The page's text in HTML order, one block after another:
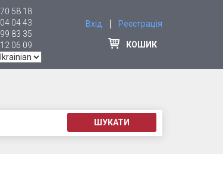
58 18
04 43
83 35
06 09
Вхід Реєстрація
КОШИК
ШУКАТИ